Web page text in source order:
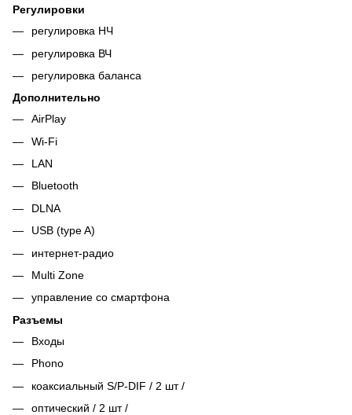
Регулировки
регулировка НЧ
регулировка ВЧ
регулировка баланса
Дополнительно
AirPlay
Wi-Fi
LAN
Bluetooth
DLNA
USB (type A)
интернет-радио
Multi Zone
управление со смартфона
Разъемы
Входы
Phono
коаксиальный S/P-DIF / 2 шт /
оптический / 2 шт /